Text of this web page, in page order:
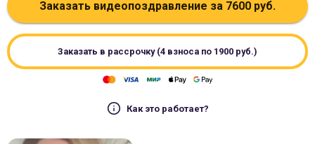
Заказать видеопоздравление за 7600 руб.
Заказать в рассрочку (4 взноса по 1900 руб.)
Как это работает?